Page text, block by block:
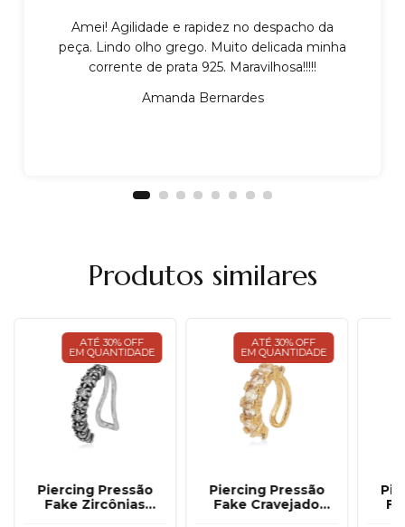
Amei! Agilidade e rapidez no despacho da
peça. Lindo olho grego. Muito delicada minha
corrente de prata 925. Maravilhosa!!!!!
Amanda Bernardes
Produtos similares
ATÉ 30% OFF
EM QUANTIDADE
Piercing Pressão
Fake Zircônias
ATÉ 30% OFF
EM QUANTIDADE
Piercing Pressão
Fake Cravejado